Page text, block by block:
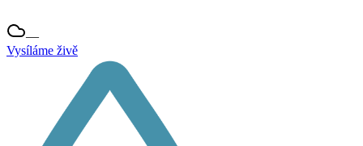
—
Vysíláme živě